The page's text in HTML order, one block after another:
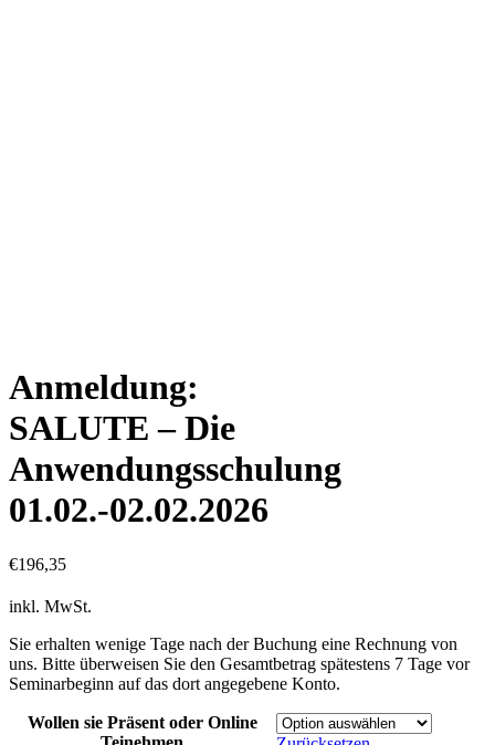
Anmeldung:
SALUTE – Die
Anwendungsschulung
01.02.-02.02.2026
€196,35
inkl. MwSt.
Sie erhalten wenige Tage nach der Buchung eine Rechnung von
uns. Bitte überweisen Sie den Gesamtbetrag spätestens 7 Tage vor
Seminarbeginn auf das dort angegebene Konto.
Wollen sie Präsent oder Online